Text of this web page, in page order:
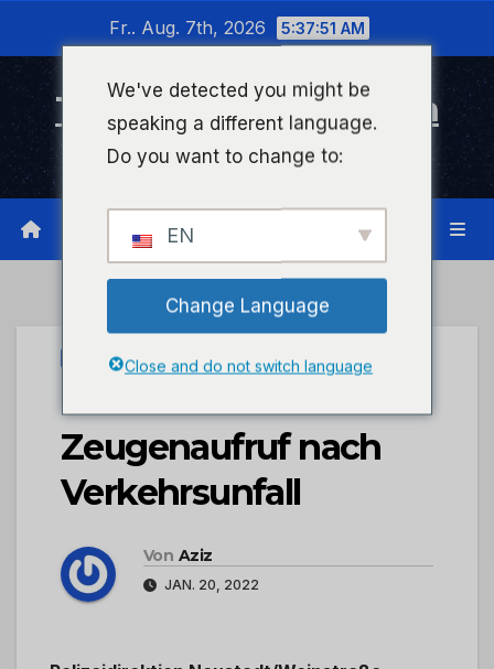
wechseln
Fr.. Aug. 7th, 2026 5:37:51 AM
Timeline Bad Kreuznach
Infonetzwerk für Bad Kreuznach
UNCATEGORIZED
POL-PDNW:
Zeugenaufruf nach
Verkehrsunfall
Von Aziz
JAN. 20, 2022
We've detected you might be
speaking a different language.
Do you want to change to:
EN
Change Language
Close and do not switch language